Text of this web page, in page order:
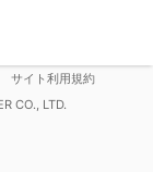
サイト利用規約
CO., LTD.